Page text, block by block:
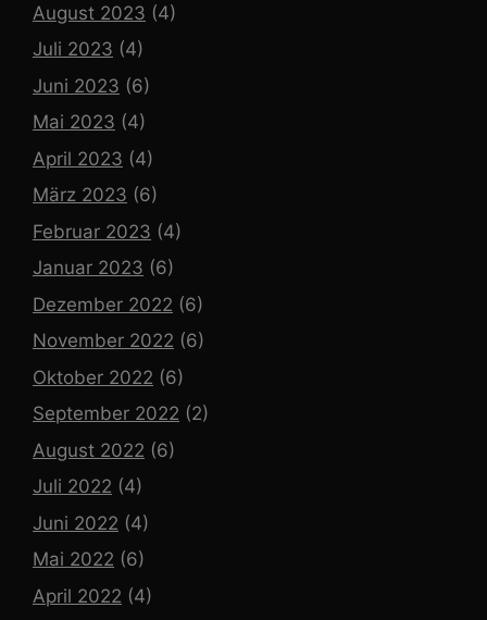
August 2023 (4)
Juli 2023 (4)
Juni 2023 (6)
Mai 2023 (4)
April 2023 (4)
März 2023 (6)
Februar 2023 (4)
Januar 2023 (6)
Dezember 2022 (6)
November 2022 (6)
Oktober 2022 (6)
September 2022 (2)
August 2022 (6)
Juli 2022 (4)
Juni 2022 (4)
Mai 2022 (6)
April 2022 (4)